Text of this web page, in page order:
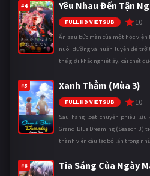
#4 Yêu Nhau Đến Tận
FULL HD VIETSUB 10
Ẩn sau bức màn của một học
nuôi dưỡng và huấn luyện để trở
thế giới khắc nghiệt ấy, cái chết
#5 Xanh Thẳm (Mùa 3)
FULL HD VIETSUB 10
Sau hàng loạt chuyến phiêu
Grand Blue Dreaming (Season 3)
thành viên câu lạc bộ lặn trong
#6 Tia Sáng Của Ngày